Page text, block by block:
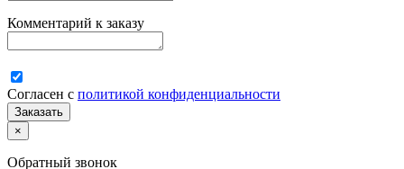
Комментарий к заказу
Согласен с политикой конфиденциальности
×
Обратный звонок